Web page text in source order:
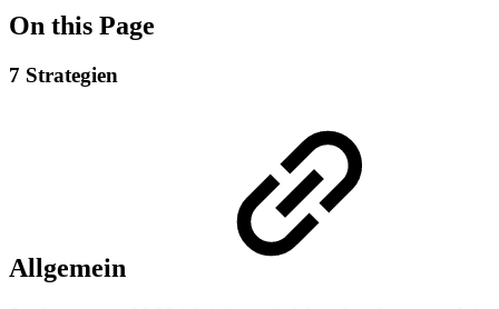
On this Page
7 Strategien
Allgemein